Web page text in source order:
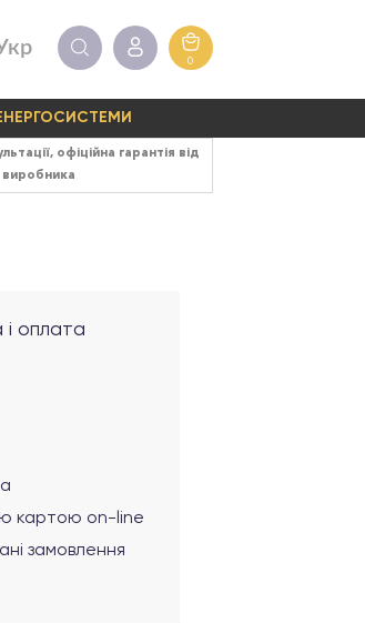
0
офіційна гарантія від
виробника
оплата
картою on-line
замовлення